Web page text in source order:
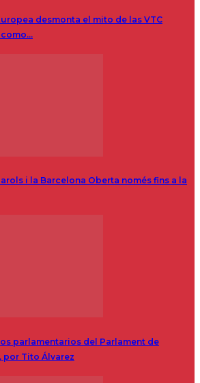
desmonta el mito de las VTC
i la Barcelona Oberta només fins a la
parlamentarios del Parlament de
por Tito Álvarez